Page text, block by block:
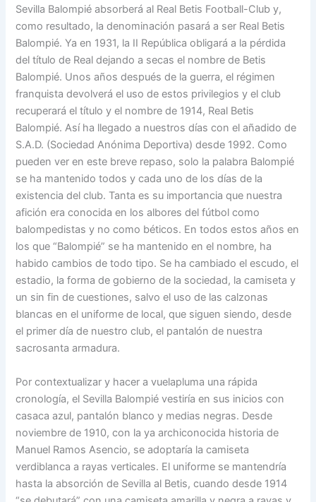
Sevilla Balompié absorberá al Real Betis Football-Club y,
como resultado, la denominación pasará a ser Real Betis
Balompié. Ya en 1931, la II República obligará a la pérdida
del título de Real dejando a secas el nombre de Betis
Balompié. Unos años después de la guerra, el régimen
franquista devolverá el uso de estos privilegios y el club
recuperará el título y el nombre de 1914, Real Betis
Balompié. Así ha llegado a nuestros días con el añadido de
S.A.D. (Sociedad Anónima Deportiva) desde 1992. Como
pueden ver en este breve repaso, solo la palabra Balompié
se ha mantenido todos y cada uno de los días de la
existencia del club. Tanta es su importancia que nuestra
afición era conocida en los albores del fútbol como
balompedistas y no como béticos. En todos estos años en
los que “Balompié” se ha mantenido en el nombre, ha
habido cambios de todo tipo. Se ha cambiado el escudo, el
estadio, la forma de gobierno de la sociedad, la camiseta y
un sin fin de cuestiones, salvo el uso de las calzonas
blancas en el uniforme de local, que siguen siendo, desde
el primer día de nuestro club, el pantalón de nuestra
sacrosanta armadura.
Por contextualizar y hacer a vuelapluma una rápida
cronología, el Sevilla Balompié vestiría en sus inicios con
casaca azul, pantalón blanco y medias negras. Desde
noviembre de 1910, con la ya archiconocida historia de
Manuel Ramos Asencio, se adoptaría la camiseta
verdiblanca a rayas verticales. El uniforme se mantendría
hasta la absorción de Sevilla al Betis, cuando desde 1914